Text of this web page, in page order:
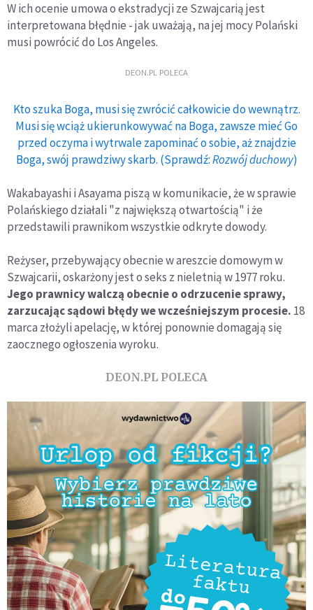
W ich ocenie umowa o ekstradycji ze Szwajcarią jest
interpretowana błędnie - jak uważają, na jej mocy Polański
musi powrócić do Los Angeles.
DEON.PL POLECA
Kto szuka Boga, musi się zwrócić całkowicie do wewnątrz.
Musi się wciąż ukierunkowywać na Boga, zawsze mieć Go
przed oczyma i wytrwale zapominać o sobie, aż znajdzie
Boga, swój prawdziwy skarb. (Sprawdź:Rozwój duchowy)
Wakabayashi i Asayama piszą w komunikacie, że w sprawie
Polańskiego działali "z największą otwartością" i że
przedstawili prawnikom wszystkie odkryte dowody.
Reżyser, przebywający obecnie w areszcie domowym w
Szwajcarii, oskarżony jest o seks z nieletnią w 1977 roku.
Jego prawnicy walczą obecnie o odrzucenie sprawy,
zarzucając sądowi błędy we wcześniejszym procesie. 18
marca złożyli apelację, w której ponownie domagają się
zaocznego ogłoszenia wyroku.
DEON.PL POLECA